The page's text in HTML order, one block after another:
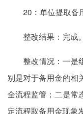
20：单位提取备
整改结果：完成。
整改情况：一是
别是对于备用金的相
全流程监管；二是常
定流程取备用金现象